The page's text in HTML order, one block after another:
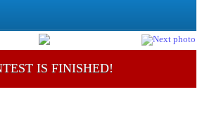
IS FINISHED!